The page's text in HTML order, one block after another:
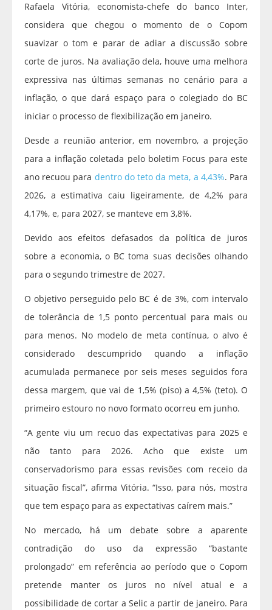
Rafaela Vitória, economista-chefe do banco Inter,
considera que chegou o momento de o Copom
suavizar o tom e parar de adiar a discussão sobre
corte de juros. Na avaliação dela, houve uma melhora
expressiva nas últimas semanas no cenário para a
inflação, o que dará espaço para o colegiado do BC
iniciar o processo de flexibilização em janeiro.
Desde a reunião anterior, em novembro, a projeção
para a inflação coletada pelo boletim Focus para este
ano recuou para dentro do teto da meta, a 4,43%. Para
2026, a estimativa caiu ligeiramente, de 4,2% para
4,17%, e, para 2027, se manteve em 3,8%.
Devido aos efeitos defasados da política de juros
sobre a economia, o BC toma suas decisões olhando
para o segundo trimestre de 2027.
O objetivo perseguido pelo BC é de 3%, com intervalo
de tolerância de 1,5 ponto percentual para mais ou
para menos. No modelo de meta contínua, o alvo é
considerado descumprido quando a inflação
acumulada permanece por seis meses seguidos fora
dessa margem, que vai de 1,5% (piso) a 4,5% (teto). O
primeiro estouro no novo formato ocorreu em junho.
“A gente viu um recuo das expectativas para 2025 e
não tanto para 2026. Acho que existe um
conservadorismo para essas revisões com receio da
situação fiscal”, afirma Vitória. “Isso, para nós, mostra
que tem espaço para as expectativas caírem mais.”
No mercado, há um debate sobre a aparente
contradição do uso da expressão “bastante
prolongado” em referência ao período que o Copom
pretende manter os juros no nível atual e a
possibilidade de cortar a Selic a partir de janeiro. Para